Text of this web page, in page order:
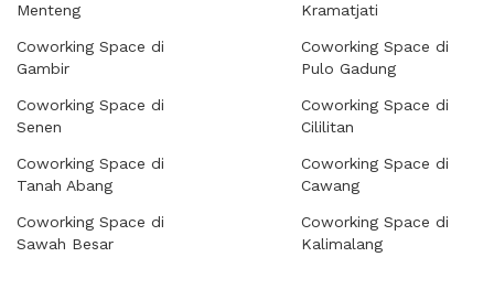
Menteng
Coworking Space di
Gambir
Coworking Space di
Senen
Coworking Space di
Tanah Abang
Coworking Space di
Sawah Besar
Kramatjati
Coworking Space di
Pulo Gadung
Coworking Space di
Cililitan
Coworking Space di
Cawang
Coworking Space di
Kalimalang